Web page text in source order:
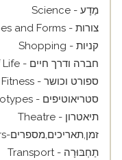
מַדָע - Science
צורות - Shapes and Forms
קניות - Shopping
חברה ודרך חיים - Society, Way of Life
ספורט וכושר - Sport and Fitness
סטריאוטיפים - Stereotypes
תיאטרון - Theatre
זמן,תאריכים,מספרים-Time, Dates and Numbers
תַחְבּוּרָה - Transport